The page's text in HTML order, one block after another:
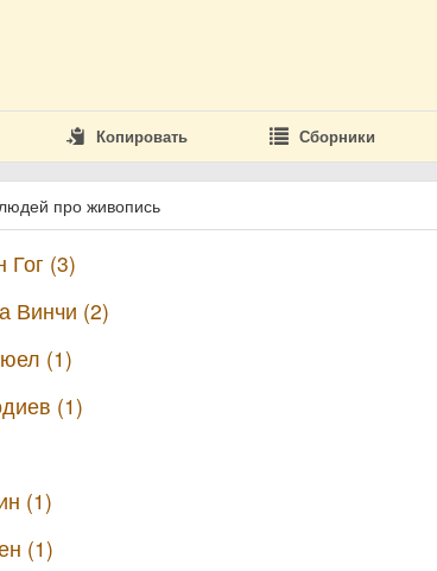
Копировать Сборники
про живопись
Гог (3)
Винчи (2)
(1)
(1)
(1)
(1)